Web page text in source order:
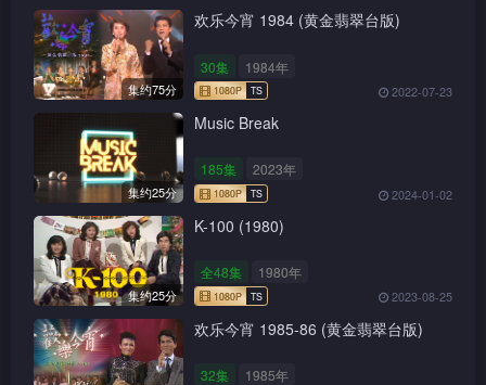
TS
集约75分
欢乐今宵 1984 (黄金翡翠台版)
30集 1984年
2022-07-23
集约25分
Music Break
185集 2023年
2024-01-02
集约25分
K-100 (1980)
全48集 1980年
2023-08-25
欢乐今宵 1985-86 (黄金翡翠台版)
32集 1985年